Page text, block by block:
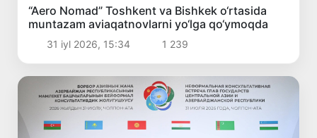
“Aero Nomad” Toshkent va Bishkek o‘rtasida
muntazam aviaqatnovlarni yo‘lga qo‘ymoqda
31 iyl 2026, 15:34 1 239